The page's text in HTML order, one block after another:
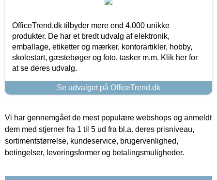
OfficeTrend.dk tilbyder mere end 4.000 unikke
produkter. De har et bredt udvalg af elektronik,
emballage, etiketter og mærker, kontorartikler, hobby,
skolestart, gæstebøger og foto, tasker m.m. Klik her for
at se deres udvalg.
Se udvalget på OfficeTrend.dk
Vi har gennemgået de mest populære webshops og anmeldt
dem med stjerner fra 1 til 5 ud fra bl.a. deres prisniveau,
sortimentstørrelse, kundeservice, brugervenlighed,
betingelser, leveringsformer og betalingsmuligheder.